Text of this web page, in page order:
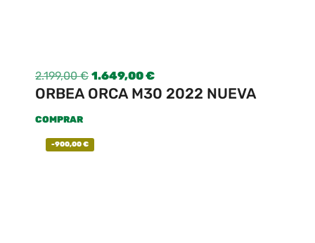
2.199,00€ 1.649,00€
ORBEA ORCA M30 2022 NUEVA
COMPRAR
-900,00€